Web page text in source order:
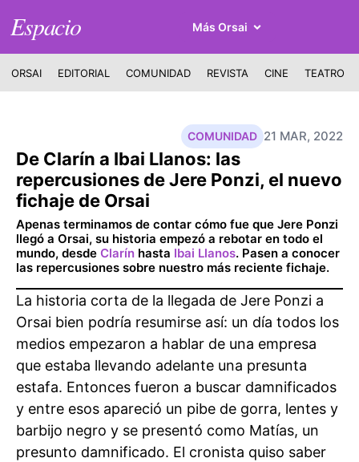
Espacio Más Orsai
ORSAI EDITORIAL COMUNIDAD REVISTA CINE TEATRO
21 MAR, 2022
COMUNIDAD
De Clarín a Ibai Llanos: las
repercusiones de Jere Ponzi, el nuevo
fichaje de Orsai
Apenas terminamos de contar cómo fue que Jere Ponzi
llegó a Orsai, su historia empezó a rebotar en todo el
mundo, desde Clarín hasta Ibai Llanos. Pasen a conocer
las repercusiones sobre nuestro más reciente fichaje.
La historia corta de la llegada de Jere Ponzi a
Orsai bien podría resumirse así: un día todos los
medios empezaron a hablar de una empresa
que estaba llevando adelante una presunta
estafa. Entonces fueron a buscar damnificados
y entre esos apareció un pibe de gorra, lentes y
barbijo negro y se presentó como Matías, un
presunto damnificado. El cronista quiso saber